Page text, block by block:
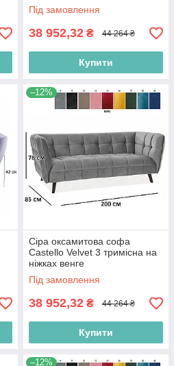
Під замовлення
38 952,32 ₴ 44 264 ₴
Купити
–12%
Сіра оксамитова софа
Castello Velvet 3 тримісна на
ніжках венге
Під замовлення
38 952,32 ₴ 44 264 ₴
Купити
–12%